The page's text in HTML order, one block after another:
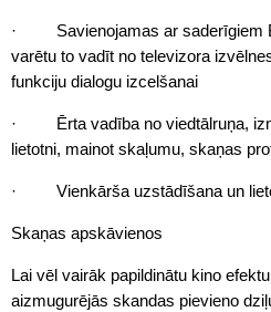
· Savienojamas ar saderīgiem
varētu to vadīt no televizora
funkciju dialogu izcelšanai
· Ērta vadība no viedtālruņa,
lietotni, mainot skaļumu, skaņas
· Vienkārša uzstādīšana un
Skaņas apskāvienos
Lai vēl vairāk papildinātu kino
aizmugurējās skandas pievieno